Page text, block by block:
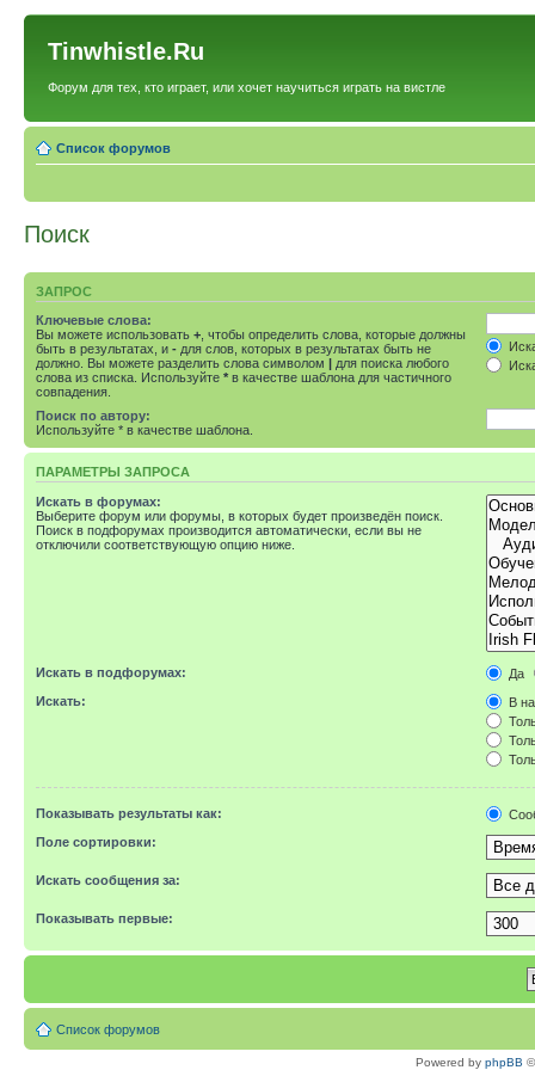
Tinwhistle.Ru
Форум для тех, кто играет, или хочет научиться играть на вистле
Список форумов
Поиск
ЗАПРОС
Ключевые слова:
Вы можете использовать + , чтобы определить слова, которые должны
быть в результатах, и - для слов, которых в результатах быть не
должно. Вы можете разделить слова символом | для поиска любого
слова из списка. Используйте * в качестве шаблона для частичного
совпадения.
Поиск по автору:
Используйте * в качестве шаблона.
ПАРАМЕТРЫ ЗАПРОСА
Искать в форумах:
Выберите форум или форумы, в которых будет произведён поиск.
Поиск в подфорумах производится автоматически, если вы не
отключили соответствующую опцию ниже.
Искать в подфорумах:
Да
Искать:
В
Показывать результаты как:
Поле сортировки:
Искать сообщения за:
Показывать первые:
Список форумов
Powered by phpBB